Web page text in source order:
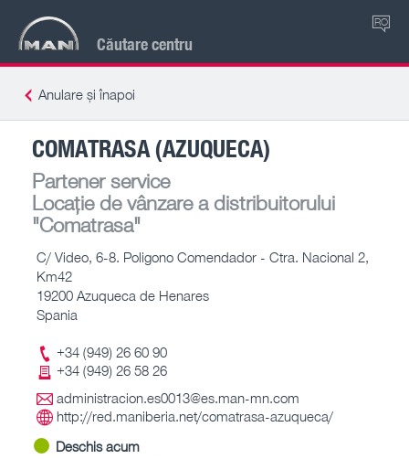
Căutare centru
RO
Anulare și înapoi
COMATRASA (AZUQUECA)
Partener service
Locație de vânzare a distribuitorului
"Comatrasa"
C/ Video, 6-8. Poligono Comendador - Ctra. Nacional 2,
Km42
19200 Azuqueca de Henares
Spania
+34 (949) 26 60 90
+34 (949) 26 58 26
administracion.es0013@es.man-mn.com
http://red.maniberia.net/comatrasa-azuqueca/
Deschis acum